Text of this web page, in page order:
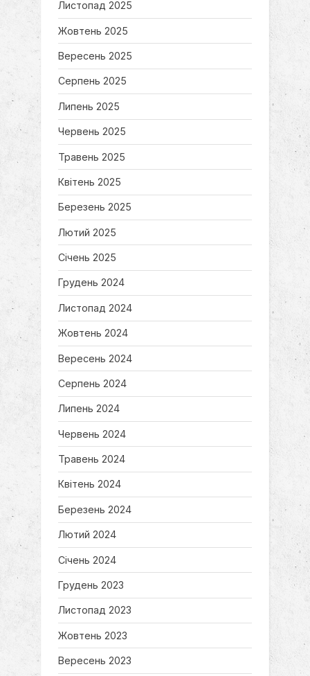
Листопад 2025
Жовтень 2025
Вересень 2025
Серпень 2025
Липень 2025
Червень 2025
Травень 2025
Квітень 2025
Березень 2025
Лютий 2025
Січень 2025
Грудень 2024
Листопад 2024
Жовтень 2024
Вересень 2024
Серпень 2024
Липень 2024
Червень 2024
Травень 2024
Квітень 2024
Березень 2024
Лютий 2024
Січень 2024
Грудень 2023
Листопад 2023
Жовтень 2023
Вересень 2023